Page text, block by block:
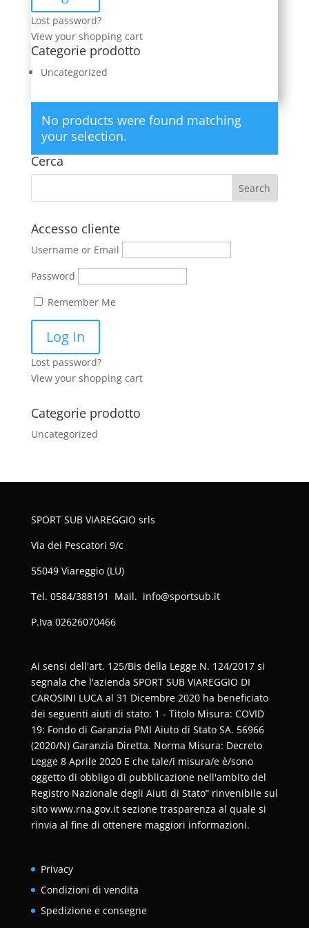
Lost password?
View your shopping cart
Categorie prodotto
Uncategorized
No products were found matching
your selection.
Cerca
Accesso cliente
Username or Email
Password
Remember Me
Lost password?
View your shopping cart
Categorie prodotto
Uncategorized
SPORT SUB VIAREGGIO srls
Via dei Pescatori 9/c
55049 Viareggio (LU)
Tel. 0584/388191 Mail. info@sportsub.it
P.Iva 02626070466
Ai sensi dell'art. 125/Bis della Legge N. 124/2017 si
segnala che l'azienda SPORT SUB VIAREGGIO DI
CAROSINI LUCA al 31 Dicembre 2020 ha beneficiato
dei seguenti aiuti di stato: 1 - Titolo Misura: COVID
19: Fondo di Garanzia PMI Aiuto di Stato SA. 56966
(2020/N) Garanzia Diretta. Norma Misura: Decreto
Legge 8 Aprile 2020 E che tale/i misura/e è/sono
oggetto di obbligo di pubblicazione nell'ambito del
Registro Nazionale degli Aiuti di Stato” rinvenibile sul
sito www.rna.gov.it sezione trasparenza al quale si
rinvia al fine di ottenere maggiori informazioni.
Privacy
Condizioni di vendita
Spedizione e consegne